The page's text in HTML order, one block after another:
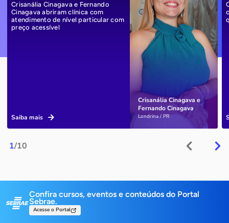
1/10
Crisanália Cinagava e
Fernando Cinagava
Londrina / PR
Crisanália Cinagava e Fernando
Cinagava abriram clínica com
atendimento de nível particular com
preço acessível
Saiba mais
Confira cursos, eventos e conteúdos do Portal
Sebrae.
Acesse o Portal